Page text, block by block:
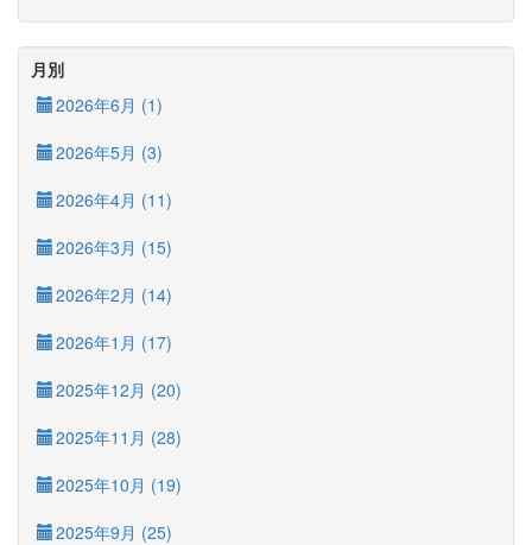
月別
2026年6月 (1)
2026年5月 (3)
2026年4月 (11)
2026年3月 (15)
2026年2月 (14)
2026年1月 (17)
2025年12月 (20)
2025年11月 (28)
2025年10月 (19)
2025年9月 (25)